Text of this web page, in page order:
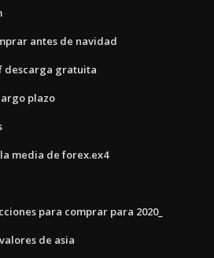
antes de navidad
descarga gratuita
plazo
media de forex.ex4
para comprar para 2020_
de asia